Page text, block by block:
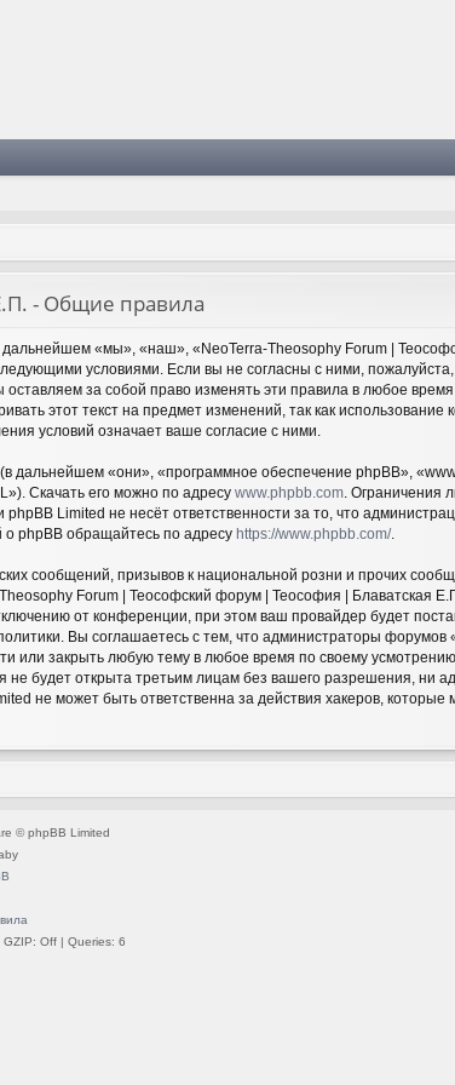
- Общие правила
«мы», «наш», «NeoTerra-Theosophy Forum |
условиями. Если вы не согласны с ними,
за собой право изменять эти правила в любое
этот текст на предмет изменений, так как использование
условий означает ваше согласие с ними.
«они», «программное обеспечение phpBB»,
Скачать его можно по адресу www.phpbb.com . Ограничения
Limited не несёт ответственности за то, что
phpBB обращайтесь по адресу https://www.phpbb.com/.
сообщений, призывов к национальной розни и прочих
Forum | Теософский форум | Теософия | Блаватская
от конференции, при этом ваш провайдер будет
Вы соглашаетесь с тем, что администраторы форумов
или закрыть любую тему в любое время по своему
будет открыта третьим лицам без вашего разрешения, ни
не может быть ответственна за действия хакеров, которые
© phpBB Limited
Off | Queries: 6